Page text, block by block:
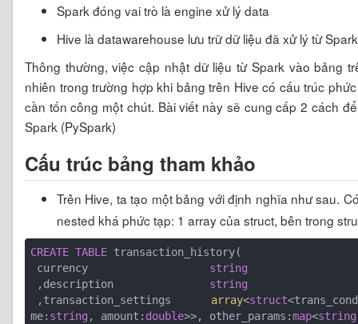
Spark đóng vai trò là engine xử lý data
Hive là datawarehouse lưu trữ dữ liệu đã xử lý từ Spark
Thông thường, việc cập nhật dữ liệu từ Spark vào bảng
nhiên trong trường hợp khi bảng trên Hive có cấu trúc
cần tốn công một chút. Bài viết này sẽ cung cấp 2 cách
Spark (PySpark)
Cấu trúc bảng tham khảo
Trên Hive, ta tạo một bảng với định nghĩa như sau.
nested khá phức tạp: 1 array của struct, bên trong
CREATE TABLE transaction_history(
currency string
,description string
,transaction_settings array<struct
me: string , amount: double>>, other_params:map<string